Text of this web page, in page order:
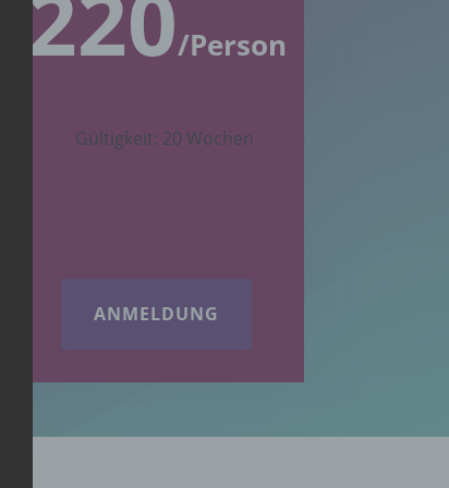
/Person
Gültigkeit: 20 Wochen
ANMELDUNG